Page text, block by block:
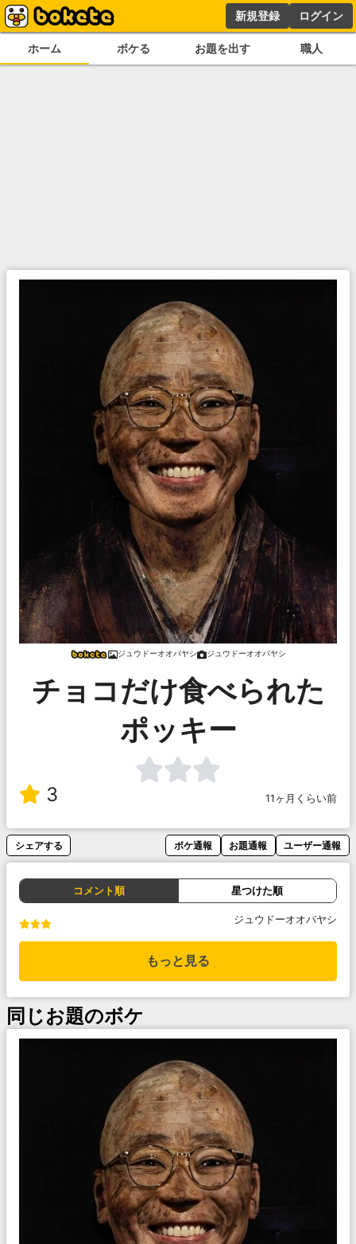
新規登録 ログイン
ホーム ボケる お題を出す 職人
ジュウドーオオバヤシ ジュウドーオオバヤシ
チョコだけ食べられた
ポッキー
3 11ヶ月くらい前
シェアする ボケ通報 お題通報 ユーザー通報
コメント順 星つけた順
ジュウドーオオバヤシ
もっと見る
同じお題のボケ